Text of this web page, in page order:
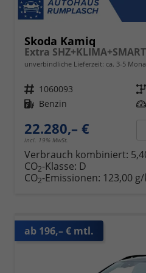
Skoda Kamiq
unverbindliche Lieferzeit: ca. 3-5
Fahrzeugnr. 1060093 Getriebe
Kraftstoff Benzin Leistung
22.280,– €
incl. 19% MwSt.
Verbrauch kombiniert:
CO2-Klasse: D
CO2-Emissionen: 123,00
ab 196,– € mtl.